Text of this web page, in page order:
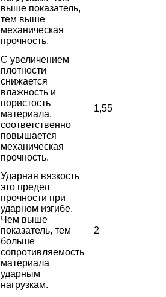
выше показатель,
тем выше
механическая
прочность.
С увеличением
плотности
снижается
влажность и
пористость
материала,
соответственно
повышается
механическая
прочность.
1,55
Ударная вязкость
это предел
прочности при
ударном изгибе.
Чем выше
показатель, тем
больше
сопротивляемость
материала
ударным
нагрузкам.
2